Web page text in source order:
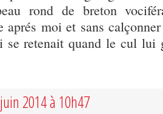
rond de breton
aprés moi et sans
se retenait quand le cul lui
2014 à 10h47